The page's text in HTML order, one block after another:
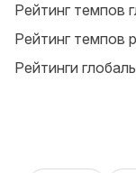
Рейтинг темпов
Рейтинг темпов
Рейтинги